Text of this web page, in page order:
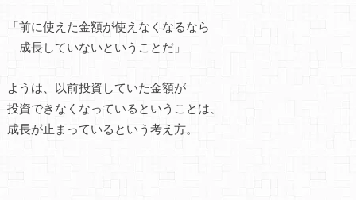
「前に使えた金額が使えなくなるなら
成長していないということだ」
ようは、以前投資していた金額が
投資できなくなっているということは、
成長が止まっているという考え方。